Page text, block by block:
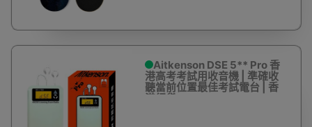
Aitkenson DSE 5** Pro 香
港高考考試用收音機 | 準確收
聽當前位置最佳考試電台 | 香
港行貨